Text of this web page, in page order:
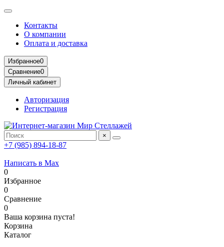
Контакты
О компании
Оплата и доставка
Избранное0
Сравнение0
Личный кабинет
Авторизация
Регистрация
×
+7 (985) 894-18-87
Написать в Max
0
Избранное
0
Сравнение
0
Ваша корзина пуста!
Корзина
Каталог